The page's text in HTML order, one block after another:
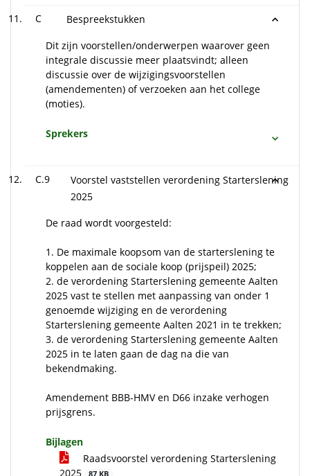
C
Bespreekstukken
Dit zijn voorstellen/onderwerpen waarover geen
integrale discussie meer plaatsvindt; alleen
discussie over de wijzigingsvoorstellen
(amendementen) of verzoeken aan het college
(moties).
Sprekers
C.9
Voorstel vaststellen verordening Starterslening
2025
De raad wordt voorgesteld:
1. De maximale koopsom van de starterslening te
koppelen aan de sociale koop (prijspeil) 2025;
2. de verordening Starterslening gemeente Aalten
2025 vast te stellen met aanpassing van onder 1
genoemde wijziging en de verordening
Starterslening gemeente Aalten 2021 in te trekken;
3. de verordening Starterslening gemeente Aalten
2025 in te laten gaan de dag na die van
bekendmaking.
Amendement BBB-HMV en D66 inzake verhogen
prijsgrens.
Bijlagen
Raadsvoorstel verordening Starterslening
2025
87 KB